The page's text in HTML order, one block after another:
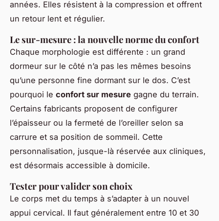
années. Elles résistent à la compression et offrent
un retour lent et régulier.
Le sur-mesure : la nouvelle norme du confort
Chaque morphologie est différente : un grand
dormeur sur le côté n’a pas les mêmes besoins
qu’une personne fine dormant sur le dos. C’est
pourquoi le confort sur mesure gagne du terrain.
Certains fabricants proposent de configurer
l’épaisseur ou la fermeté de l’oreiller selon sa
carrure et sa position de sommeil. Cette
personnalisation, jusque-là réservée aux cliniques,
est désormais accessible à domicile.
Tester pour valider son choix
Le corps met du temps à s’adapter à un nouvel
appui cervical. Il faut généralement entre 10 et 30